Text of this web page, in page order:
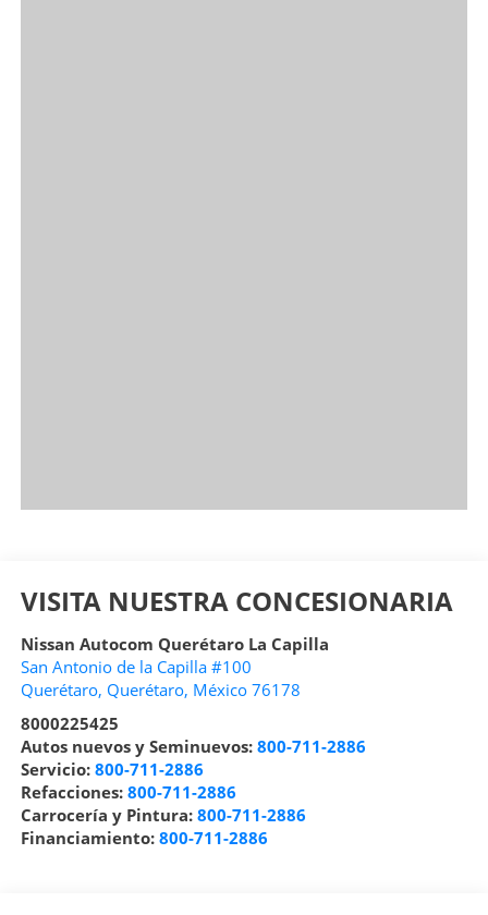
VISITA NUESTRA CONCESIONARIA
Nissan Autocom Querétaro La Capilla
San Antonio de la Capilla #100
Querétaro, Querétaro, México 76178
8000225425
Autos nuevos y Seminuevos: 800-711-2886
Servicio: 800-711-2886
Refacciones: 800-711-2886
Carrocería y Pintura: 800-711-2886
Financiamiento: 800-711-2886